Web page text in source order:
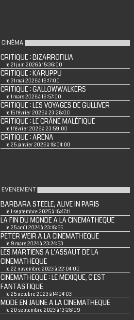
CINÉMA
CRITIQUE : BIZARROFILIA
le 21 juin 2026 à 15:36:00
CRITIQUE : KARUPPU
le 31 mai 2026 à 19:17:00
CRITIQUE : GALLOWWALKERS
le 1 mars 2026 à 19:57:00
CRITIQUE : LES VOYAGES DE GULLIVER
le 15 février 2026 à 23:28:00
CRITIQUE : LE CRÂNE MALÉFIQUE
le 1 février 2026 à 23:59:00
CRITIQUE : ARENA
le 25 janvier 2026 à 18:04:00
EVENEMENT
BARBARA STEELE, ALIVE IN PARIS
le 1 septembre 2025 à 18:47:11
LA FIN DU MONDE A LA CINEMATHEQUE
le 25 août 2024 à 23:18:55
PETER WEIR A LA CINEMATHEQUE
le 9 mars 2024 à 23:24:53
LES MARTIENS A L'ASSAUT DE LA
CINEMATHEQUE
le 22 novembre 2023 à 22:04:00
CINEMATHEQUE : LE MEXIQUE, C'EST
FANTASTIQUE
le 25 octobre 2023 à 14:04:03
MODE EN JAUNE A LA CINEMATHEQUE
le 20 septembre 2023 à 13:28:09